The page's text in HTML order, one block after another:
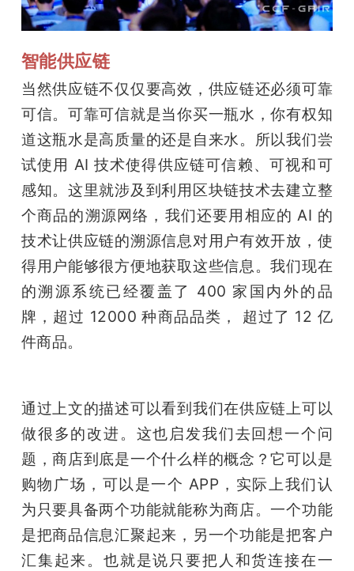
智能供应链
当然供应链不仅仅要高效，供应链还必须可靠
可信。可靠可信就是当你买一瓶水，你有权知
道这瓶水是高质量的还是自来水。所以我们尝
试使用 AI 技术使得供应链可信赖、可视和可
感知。这里就涉及到利用区块链技术去建立整
个商品的溯源网络，我们还要用相应的 AI 的
技术让供应链的溯源信息对用户有效开放，使
得用户能够很方便地获取这些信息。我们现在
的溯源系统已经覆盖了 400 家国内外的品
牌，超过 12000 种商品品类， 超过了 12 亿
件商品。
通过上文的描述可以看到我们在供应链上可以
做很多的改进。这也启发我们去回想一个问
题，商店到底是一个什么样的概念？它可以是
购物广场，可以是一个 APP，实际上我们认
为只要具备两个功能就能称为商店。一个功能
是把商品信息汇聚起来，另一个功能是把客户
汇集起来。也就是说只要把人和货连接在一